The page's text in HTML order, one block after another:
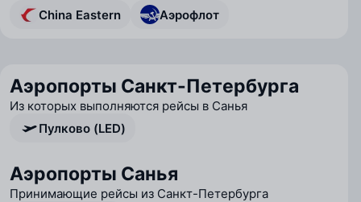
China Eastern Аэрофлот
Аэропорты Санкт-Петербурга
Из которых выполняются рейсы в Санья
Пулково (LED)
Аэропорты Санья
Принимающие рейсы из Санкт-Петербурга